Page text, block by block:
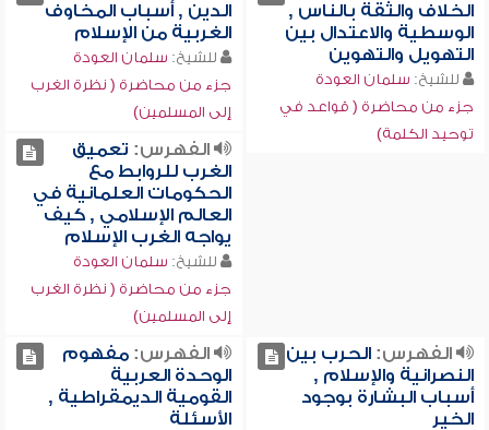
الخلاف والثقة بالناس ,
الوسطية والاعتدال بين
التهويل والتهوين
للشيخ: سلمان العودة
جزء من محاضرة ( قواعد في
توحيد الكلمة)
الدين , أسباب المخاوف
الغربية من الإسلام
للشيخ: سلمان العودة
جزء من محاضرة ( نظرة الغرب
إلى المسلمين)
الفهرس: تعميق
الغرب للروابط مع
الحكومات العلمانية في
العالم الإسلامي , كيف
يواجه الغرب الإسلام
للشيخ: سلمان العودة
جزء من محاضرة ( نظرة الغرب
إلى المسلمين)
الفهرس:الحرب بين
النصرانية والإسلام ,
أسباب البشارة بوجود
الخير
الفهرس:مفهوم
الوحدة العربية
القومية الديمقراطية ,
الأسئلة